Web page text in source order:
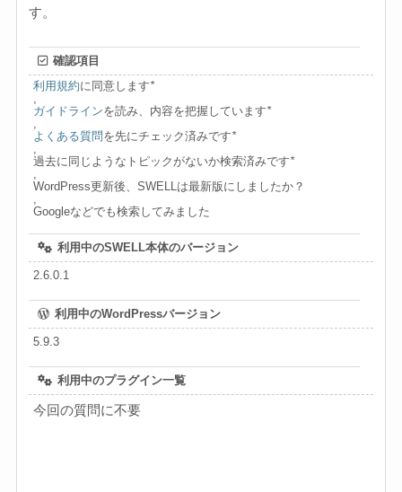
す。
確認項目
利用規約に同意します*
,
ガイドラインを読み、内容を把握しています*
,
よくある質問 を先にチェック済みです*
,
過去に同じようなトピックがないか検索済みです*
,
WordPress更新後、SWELLは最新版にしましたか？
,
Googleなどでも検索してみました
利用中のSWELL本体のバージョン
2.6.0.1
利用中のWordPressバージョン
5.9.3
利用中のプラグイン一覧
今回の質問に不要